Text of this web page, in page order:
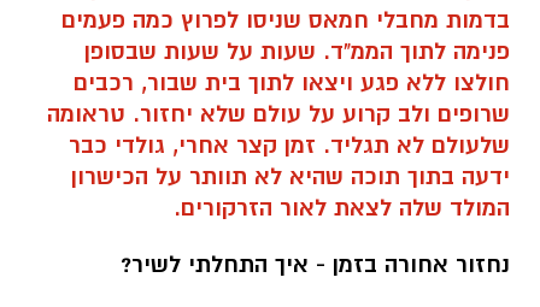
בדמות מחבלי חמאס שניסו לפרוץ כמה פעמים
פנימה לתוך הממ"ד. שעות על שעות שבסופן
חולצו ללא פגע ויצאו לתוך בית שבור, רכבים
שרופים ולב קרוע על עולם שלא יחזור. טראומה
שלעולם לא תגליד. זמן קצר אחרי, גולדי כבר
ידעה בתוך תוכה שהיא לא תוותר על הכישרון
המולד שלה לצאת לאור הזרקורים.
נחזור אחורה בזמן - איך התחלתי לשיר?